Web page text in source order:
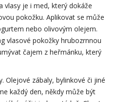
vlasy je i med, který dokáže
pokožku. Aplikovat se může
nebo olivovým olejem.
vlasové pokožky hrubozrnnou
čajem z heřmánku, který
Olejové zábaly, bylinkové či jiné
každý den, někdy může být